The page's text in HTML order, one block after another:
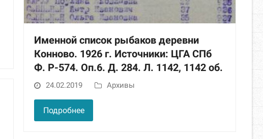
Именной список рыбаков деревни
Конново. 1926 г. Источники: ЦГА СПб
Ф. Р-574. Оп.6. Д. 284. Л. 1142, 1142 об.
24.02.2019 Архивы
Подробнее